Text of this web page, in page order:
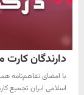
دارندگان کارت
با امضای تفاهم‌نامه
اسلامی ایران تجمیع